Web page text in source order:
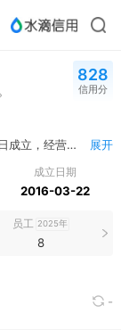
828
信用分
简介：厦门杰克隆消防设备有限公司,2016年03月22日成立，经营范围包括五金产品批发；电气设备批发；通讯及广播电视设备批发；其他机械设备及电子产品批发；五金零售；建材批发；提供施工设备服务；建筑装饰业；管道和设备安装；管道工程建筑；电气安装。 展开
成立日期
2016-03-22
员工 2025年
8
-